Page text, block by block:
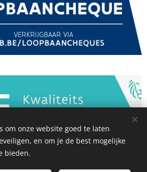
om onze website goed te laten
en om je de best mogelijke
bieden.